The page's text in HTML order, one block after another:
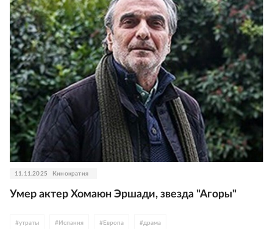
#Джейсон Момоа # WB Discovery
11.11.2025 Кинократия
Умер актер Хомаюн Эршади, звезда "Агоры"
#утраты # Испания # Европа # драма